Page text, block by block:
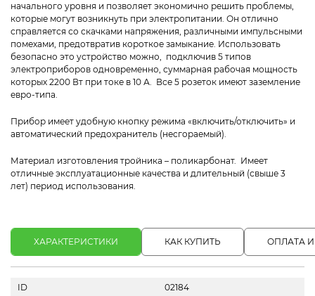
начального уровня и позволяет экономично решить проблемы,
которые могут возникнуть при электропитании. Он отлично
справляется со скачками напряжения, различными импульсными
помехами, предотвратив короткое замыкание. Использовать
безопасно это устройство можно, подключив 5 типов
электроприборов одновременно, суммарная рабочая мощность
которых 2200 Вт при токе в 10 А. Все 5 розеток имеют заземление
евро-типа.
Прибор имеет удобную кнопку режима «включить/отключить» и
автоматический предохранитель (несгораемый).
Материал изготовления тройника – поликарбонат. Имеет
отличные эксплуатационные качества и длительный (свыше 3
лет) период использования.
ХАРАКТЕРИСТИКИ КАК КУПИТЬ ОПЛАТА
ID
02184